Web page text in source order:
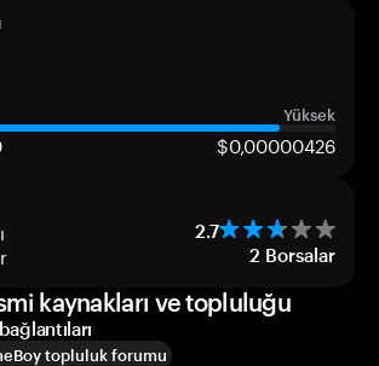
Yüksek
$0,00000426
2.7
2 Borsalar
kaynakları ve topluluğu
topluluk forumu